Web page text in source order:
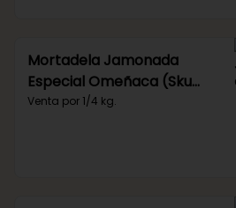
Mortadela Jamonada
Especial Omeñaca (Sku
160)
Venta por 1/4 kg.